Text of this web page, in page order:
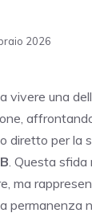
2026
vivere una
diretto per la
. Questa
ma
permanenza